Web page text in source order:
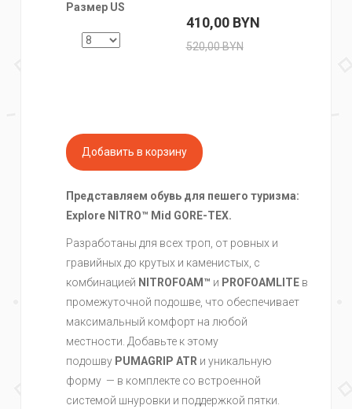
Размер US
410,00BYN
520,00BYN
Представляем обувь для пешего туризма:
Explore NITRO™ Mid GORE-TEX.
Разработаны для всех троп, от ровных и
гравийных до крутых и каменистых, с
комбинацией NITROFOAM™ и PROFOAMLITE в
промежуточной подошве, что обеспечивает
максимальный комфорт на любой
местности. Добавьте к этому
подошву PUMAGRIP ATR и уникальную
форму — в комплекте со встроенной
системой шнуровки и поддержкой пятки.